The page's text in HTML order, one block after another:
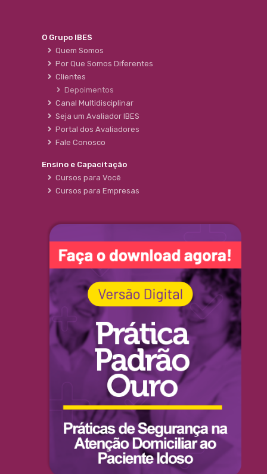
O Grupo IBES
Quem Somos
Por Que Somos Diferentes
Clientes
Depoimentos
Canal Multidisciplinar
Seja um Avaliador IBES
Portal dos Avaliadores
Fale Conosco
Ensino e Capacitação
Cursos para Você
Cursos para Empresas